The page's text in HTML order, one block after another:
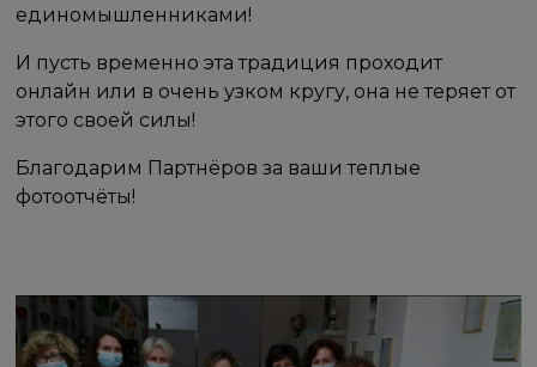
единомышленниками!
И пусть временно эта традиция проходит
онлайн или в очень узком кругу, она не теряет от
этого своей силы!
Благодарим Партнёров за ваши теплые
фотоотчёты!